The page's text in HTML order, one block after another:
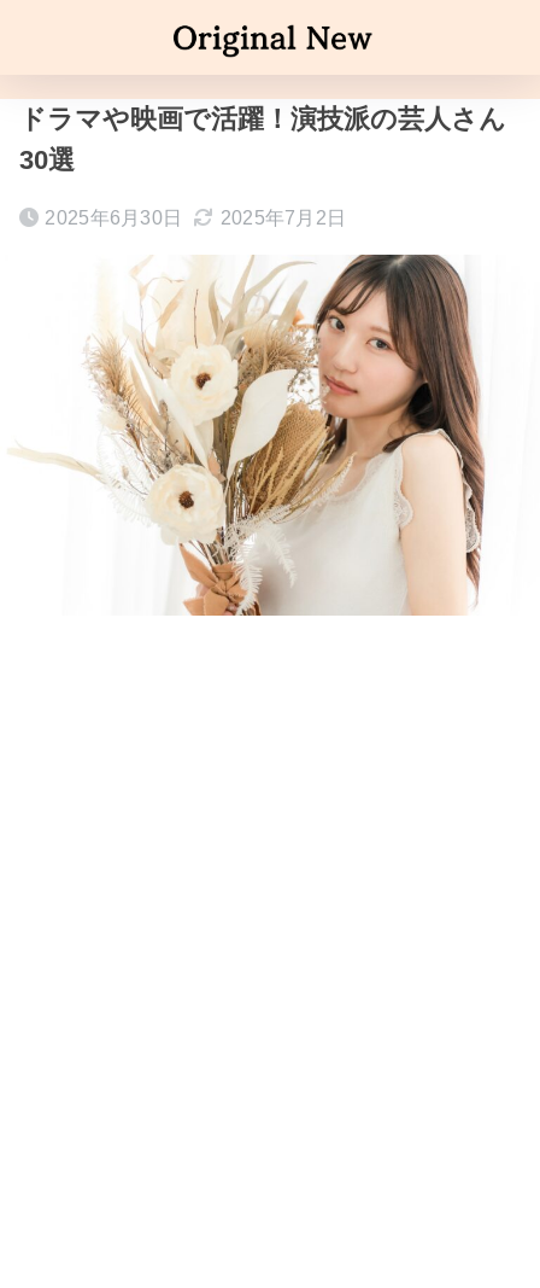
ドラマや映画で活躍！演技派の芸人さん
30選
2025年6月30日 2025年7月2日